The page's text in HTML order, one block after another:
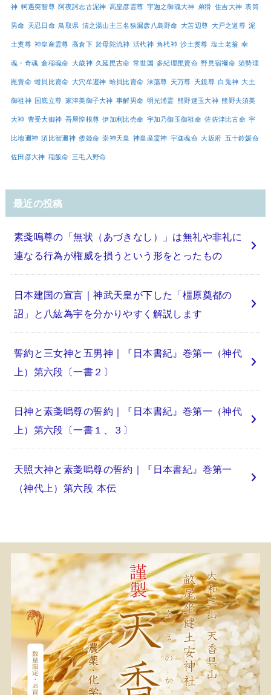
神 軻遇突智尊 阿夜訶志古泥神 高皇彦霊尊 宇迦之御魂大神 弟猾 住吉大神 表筒
男命 天忍日命 鳥取県 清之湯山主三名狭漏彦八島野命 大苫辺尊 大戸之道尊 泥
土煑尊 神皇産霊尊 高倉下 於母陀流神 活杙神 角杙神 沙土煑尊 塩土老翁 幸
魂・奇魂 倉稲魂命 大歳神 久延毘古命 常世国 多紀理毘賣命 野見宿禰命 須勢理
毘賣命 蚶貝比賣命 大穴牟遲神 蛤貝比賣命 沫蕩尊 天万尊 天鏡尊 白兎神 大土
御祖神 国底立尊 家津美御子大神 事解男命 明光浦霊 熊野速玉大神 熊野夫須美
大神 豊受大御神 吾屋惶根尊 伊加利比売命 宇加乃御玉御祖命 佐佐津比古命 宇
比地邇神 須比智邇神 倭姫命 崇神天皇 神皇産霊神 宇迦魂命 大坂府 五十鈴媛命
佐田彦大神 稲飯命 三毛入野命
最近の投稿
素戔嗚尊の「無状（あづきなし）」は無礼や非礼に
連なる行為が権威を損うという形をとったもの
日本建国の宣言｜神武天皇が下した「橿原奠都の
詔」と八紘為宇を分かりやすく解説します
誓約と三女神と五男神｜『日本書紀』巻第一（神代
上）第六段〔一書２〕
日神と素戔嗚尊の誓約｜『日本書紀』巻第一（神代
上）第六段〔一書１、３〕
天照大神と素戔嗚尊の誓約｜『日本書紀』巻第一
（神代上）第六段 本伝